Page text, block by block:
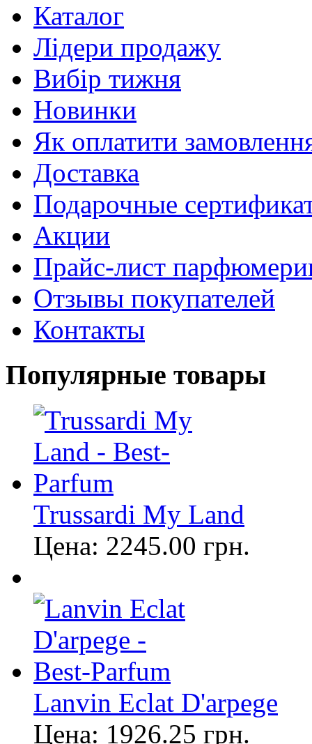
Каталог
Лідери продажу
Вибір тижня
Новинки
Як оплатити
Доставка
Подарочные
Акции
Прайс-лист
Отзывы покупателей
Контакты
Популярные товары
Trussardi My Land
Цена: 2245.00 грн.
Lanvin Eclat D'arpege
Цена: 1926.25 грн.